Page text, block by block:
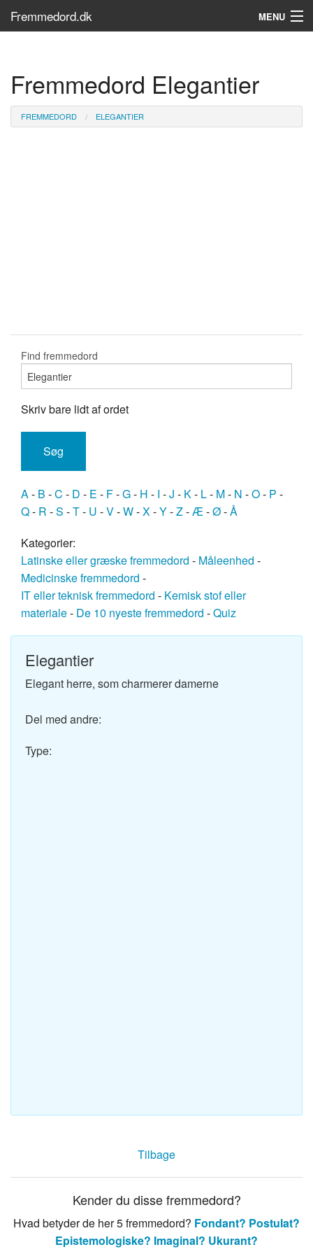
Fremmedord.dk MENU
Søg...
Find bøger
Fremmedord Elegantier
FREMMEDORD ELEGANTIER
Find fremmedord
Skriv bare lidt af ordet
A- B -C - D - E - F-G- H - I -J - K- L- M- N -O- P -
Q- R -S -T- U -V-W-X-Y-Z-Æ-Ø-Å
Kategorier:
Latinske eller græske fremmedord - Måleenhed -
Medicinske fremmedord -
IT eller teknisk fremmedord - Kemisk stof eller
materiale- De 10 nyeste fremmedord -Quiz
Elegantier
Elegant herre, som charmerer damerne
Del med andre:
Type:
Tilbage
Kender du disse fremmedord?
Hvad betyder de her 5 fremmedord? Fondant? Postulat?
Epistemologiske? Imaginal? Ukurant?